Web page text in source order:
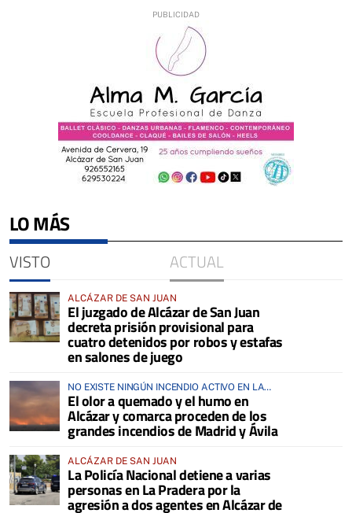
LO MÁS
VISTO ACTUAL
ALCÁZAR DE SAN JUAN
El juzgado de Alcázar de San Juan
decreta prisión provisional para
cuatro detenidos por robos y estafas
en salones de juego
NO EXISTE NINGÚN INCENDIO ACTIVO EN LA
COMARCA
El olor a quemado y el humo en
Alcázar y comarca proceden de los
grandes incendios de Madrid y Ávila
ALCÁZAR DE SAN JUAN
La Policía Nacional detiene a varias
personas en La Pradera por la
agresión a dos agentes en Alcázar de